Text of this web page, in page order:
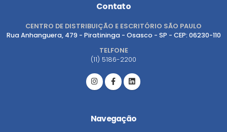
Contato
CENTRO DE DISTRIBUIÇÃO E ESCRITÓRIO SÃO PAULO
Rua Anhanguera, 479 - Piratininga - Osasco - SP - CEP: 06230-110
TELFONE
(11) 5186-2200
Navegação